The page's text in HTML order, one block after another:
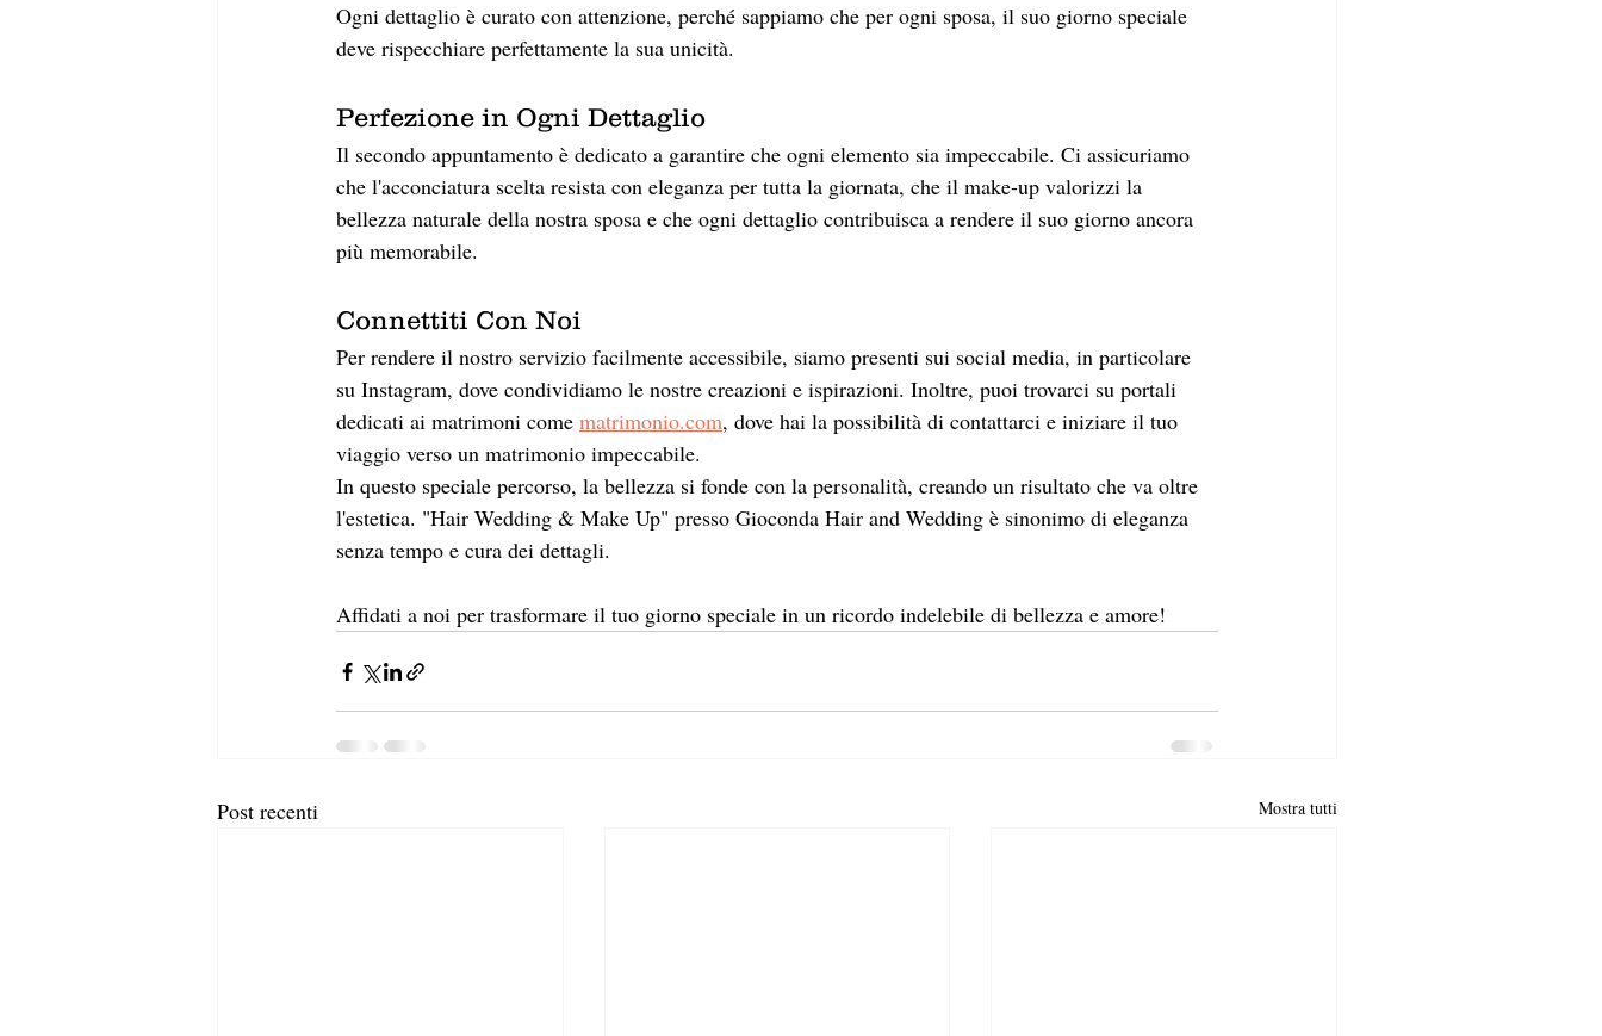
Ogni dettaglio è curato con attenzione, perché sappiamo che per ogni sposa, il suo giorno speciale
deve rispecchiare perfettamente la sua unicità.
Perfezione in Ogni Dettaglio
Il secondo appuntamento è dedicato a garantire che ogni elemento sia impeccabile. Ci assicuriamo
che l'acconciatura scelta resista con eleganza per tutta la giornata, che il make-up valorizzi la
bellezza naturale della nostra sposa e che ogni dettaglio contribuisca a rendere il suo giorno ancora
più memorabile.
Connettiti Con Noi
Per rendere il nostro servizio facilmente accessibile, siamo presenti sui social media, in particolare
su Instagram, dove condividiamo le nostre creazioni e ispirazioni. Inoltre, puoi trovarci su portali
dedicati ai matrimoni come matrimonio.com, dove hai la possibilità di contattarci e iniziare il tuo
viaggio verso un matrimonio impeccabile.
In questo speciale percorso, la bellezza si fonde con la personalità, creando un risultato che va oltre
l'estetica. "Hair Wedding & Make Up" presso Gioconda Hair and Wedding è sinonimo di eleganza
senza tempo e cura dei dettagli.
Affidati a noi per trasformare il tuo giorno speciale in un ricordo indelebile di bellezza e amore!
Post recenti Mostra tutti